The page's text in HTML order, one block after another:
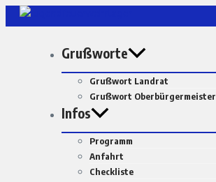
Zum
Inhalt
Grußworte
Grußwort Landrat
Grußwort Oberbürgermeister
Infos
Programm
Anfahrt
Checkliste